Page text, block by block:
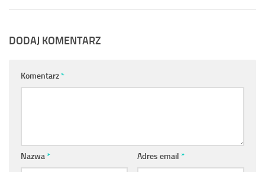
DODAJ KOMENTARZ
Komentarz*
Nazwa* Adres email *